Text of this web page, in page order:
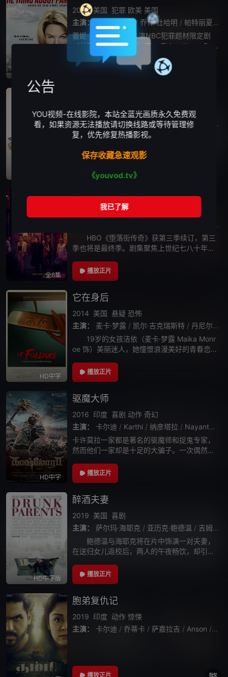
2022 美国 犯罪 欧美 美国
主演：
/ 乔什·杜哈明 / 帕特丽夏·弗兰茨
蕾妮·齐薇格将领衔主演NBC犯罪题材限定剧
《关于帕姆的那些事》(The Thing About Pa
m，暂译)，齐薇格同时担任执行制作人。该剧
将围绕2011年NBC播报的真实犯罪新闻Betsy
2017 美国 剧情 欧美
主演： 詹姆斯·弗兰科 / 玛吉·吉伦哈尔
HBO新剧《堕落街传奇》聚焦纽约色情
HBO即将开拍新剧《堕落街传奇》（The De
展，色情行业的迅速膨胀把曼哈
播放正片
全8集
堕落街传奇第三季
美国 剧情
HBO《堕落街传奇》获第三季续订，第三
季也将是最终季。剧集聚焦上世纪七八十年代
毒品和暴力的泛滥，以及房地产业的更迭，色
情行业被渐渐肃清。
播放正片
HD中字
它在身后
2014 美国 悬疑 恐怖
主演：
麦卡·梦露 / 凯尔·吉克瑞斯特 / 丹尼尔·祖瓦图
19岁的女孩洁依（麦卡·梦露 Maika Monr
oe 饰）美丽迷人，她憧憬浪漫美好的青春恋
休（杰克·威尔瑞 Jake Weary 饰）外出约会，
期间休表现
播放正片
HD中字
驱魔大师
2016 印度 喜剧 动作 奇幻
主演：
卡尔迪 / Karthi / 纳彦塔拉 / Nayantara
卡许莫拉一家都是著名的驱魔师和捉鬼专家，
然而他们一家却是十足的大骗子。一次偶然的
他却发现那座宫殿是真的闹鬼。恶灵将卡许莫
拉一家引入宫殿，这背后有什么不可告人
播放正片
HD中字版
醉酒夫妻
2019 美国 喜剧
主演：
萨尔玛·海耶克 / 亚历克·鲍德温 / 吉姆·加菲根
鲍德温与海耶克将在片中饰演一对夫妻，
在送归女儿返校后，两人的午夜畅饮，却引发
播放正片
胞弟复仇记
2019 印度 动作 惊悚
主演：
卡尔迪 / 乔蒂卡 / 萨嘉拉吉 / Anson / Paul
播放正片
公告
YOU视频-在线影院，本站全蓝光画质永久免费观
看，如果资源无法播放请切换线路或等待管理修
复，优先修复热播影视。
保存收藏急速观影
《youvod.tv》